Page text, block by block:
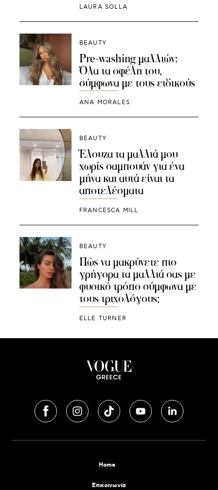
LAURA SOLLA
BEAUTY
Pre-washing μαλλιών:
Όλα τα οφέλη του,
σύμφωνα με τους ειδικούς
ANA MORALES
BEAUTY
Έλουζα τα μαλλιά μου
χωρίς σαμπουάν για ένα
μήνα και αυτά είναι τα
αποτελέσματα
FRANCESCA MILL
BEAUTY
Πώς να μακρύνετε πιο
γρήγορα τα μαλλιά σας με
φυσικό τρόπο σύμφωνα με
τους τριχολόγους;
ELLE TURNER
Home
Επικοινωνία